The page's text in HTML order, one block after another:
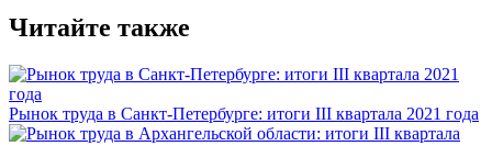
Читайте также
Рынок труда в Санкт-Петербурге: итоги III квартала 2021 года